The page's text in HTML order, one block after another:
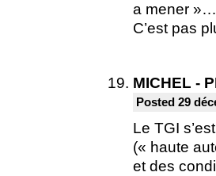
a mener »…
C’est pas
MICHEL -
Posted 29
Le TGI
(« haute
et des